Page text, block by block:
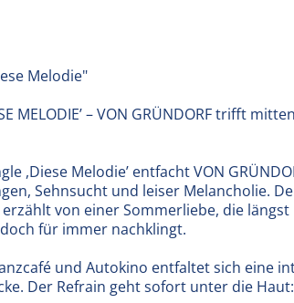
Melodie"
MELODIE’ – VON GRÜNDORF trifft
,Diese Melodie’ entfacht VON
Sehnsucht und leiser Melancholie.
von einer Sommerliebe, die längst
für immer nachklingt.
und Autokino entfaltet sich eine
Der Refrain geht sofort unter die Haut: